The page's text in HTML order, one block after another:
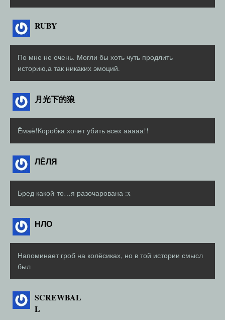
RUBY
По мне не очень. Могли бы хоть чуть продлить
историю,а так никаких эмоций.
月光下的狼
Ёмаё!Коробка хочет убить всех ааааа!!
ЛЁЛЯ
Бред какой-то…я разочарована :x
НЛО
Напоминает гроб на колёсиках, но в той истории смысл
был
SCREWBAL
L